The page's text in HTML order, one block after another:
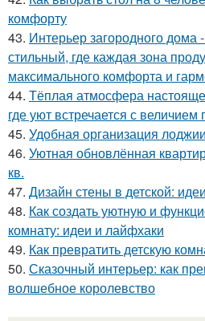
комфорту
43. Интерьер загородного дома
стильный, где каждая зона
максимального комфорта и
44. Тёплая атмосфера
где уют встречается с
45. Удобная организация
46. Уютная обновлённая
кв.
47. Дизайн стены в детской:
48. Как создать уютную и
комнату: идеи и лайфхаки
49. Как превратить детскую
50. Сказочный интерьер: как
волшебное королевство